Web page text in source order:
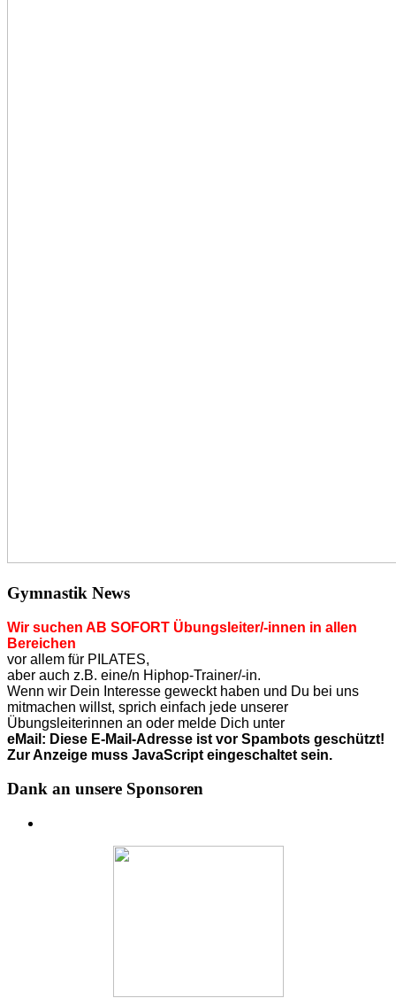
Gymnastik News
Wir suchen AB SOFORT Übungsleiter/-innen in allen
Bereichen
vor allem für PILATES,
aber auch z.B. eine/n Hiphop-Trainer/-in.
Wenn wir Dein Interesse geweckt haben und Du bei uns
mitmachen willst, sprich einfach jede unserer
Übungsleiterinnen an oder melde Dich unter
eMail: Diese E-Mail-Adresse ist vor Spambots geschützt!
Zur Anzeige muss JavaScript eingeschaltet sein.
Dank an unsere Sponsoren